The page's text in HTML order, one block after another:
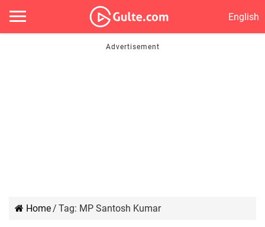
English
Home/ Tag: MP Santosh Kumar